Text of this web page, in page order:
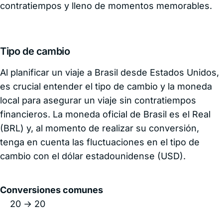
contratiempos y lleno de momentos memorables.
Tipo de cambio
Al planificar un viaje a Brasil desde Estados Unidos,
es crucial entender el tipo de cambio y la moneda
local para asegurar un viaje sin contratiempos
financieros. La moneda oficial de Brasil es el Real
(BRL) y, al momento de realizar su conversión,
tenga en cuenta las fluctuaciones en el tipo de
cambio con el dólar estadounidense (USD).
Conversiones comunes
20 → 20